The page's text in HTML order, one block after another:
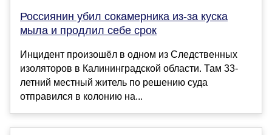
Россиянин убил сокамерника из-за куска
мыла и продлил себе срок
Инцидент произошёл в одном из Следственных
изоляторов в Калининградской области. Там 33-
летний местный житель по решению суда
отправился в колонию на...